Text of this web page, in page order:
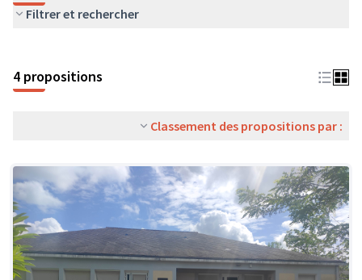
Filtrer et rechercher
4 propositions
Classement des propositions par :